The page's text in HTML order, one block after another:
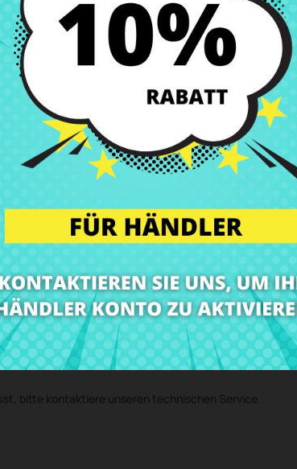
Produkt Details Klassen
Retina 2013 2014 2015 A1502
A1502 zum besten Preis bei CRParts -
technischen Service anmelden und wir
ein und senden das Gerät mit der eingebauten
bitte kontaktiere unseren technischen Service.